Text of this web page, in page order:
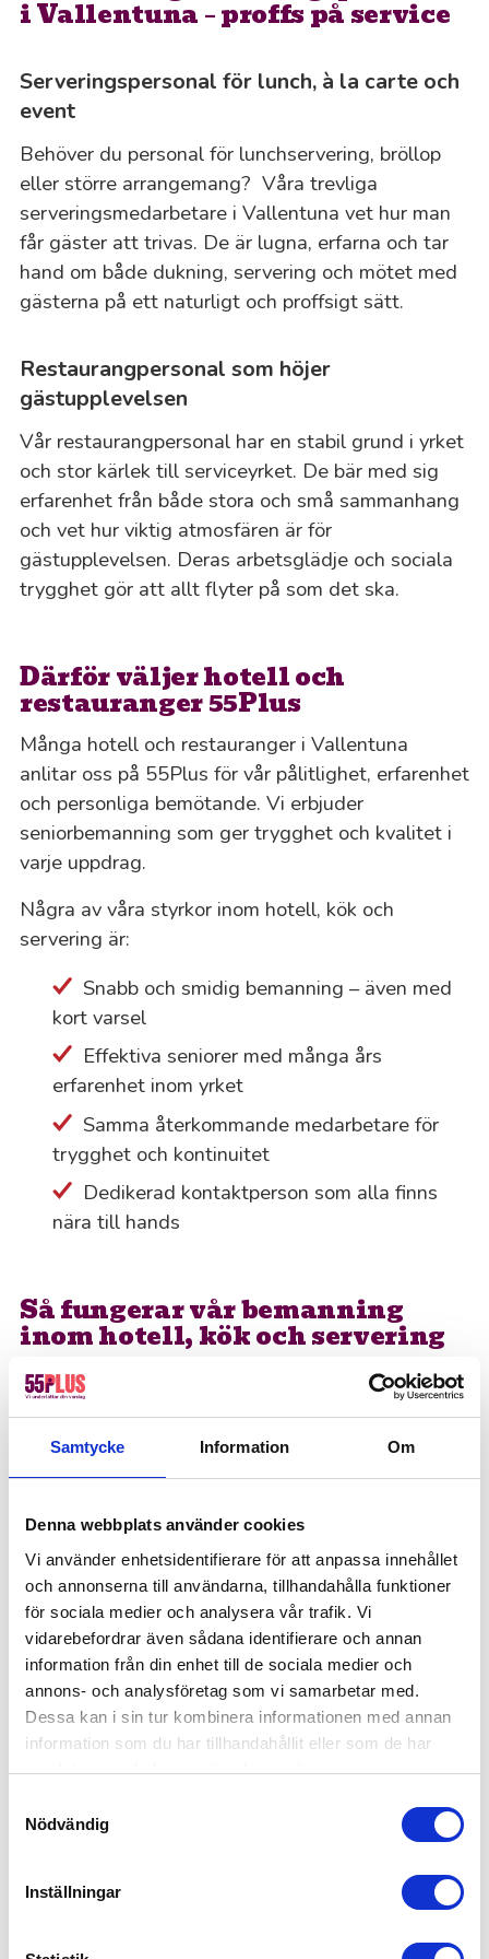
Samtycke Information Om
Denna webbplats använder cookies
Vi använder enhetsidentifierare för att anpassa innehållet
och annonserna till användarna, tillhandahålla funktioner
för sociala medier och analysera vår trafik. Vi
vidarebefordrar även sådana identifierare och annan
information från din enhet till de sociala medier och
annons- och analysföretag som vi samarbetar med.
Dessa kan i sin tur kombinera informationen med annan
information som du har tillhandahållit eller som de har
samlat in när du har använt deras tjänster.
Nödvändig
Inställningar
i Vallentuna – proffs på service
Serveringspersonal för lunch, à la carte och
event
Behöver du personal för lunchservering, bröllop
eller större arrangemang? Våra trevliga
serveringsmedarbetare i Vallentuna vet hur man
får gäster att trivas. De är lugna, erfarna och tar
hand om både dukning, servering och mötet med
gästerna på ett naturligt och proffsigt sätt.
Restaurangpersonal som höjer
gästupplevelsen
Vår restaurangpersonal har en stabil grund i yrket
och stor kärlek till serviceyrket. De bär med sig
erfarenhet från både stora och små sammanhang
och vet hur viktig atmosfären är för
gästupplevelsen. Deras arbetsglädje och sociala
trygghet gör att allt flyter på som det ska.
Därför väljer hotell och
restauranger 55Plus
Många hotell och restauranger i Vallentuna
anlitar oss på 55Plus för vår pålitlighet, erfarenhet
och personliga bemötande. Vi erbjuder
seniorbemanning som ger trygghet och kvalitet i
varje uppdrag.
Några av våra styrkor inom hotell, kök och
servering är:
Snabb och smidig bemanning – även med
kort varsel
Effektiva seniorer med många års
erfarenhet inom yrket
Samma återkommande medarbetare för
trygghet och kontinuitet
Dedikerad kontaktperson som alla finns
nära till hands
Så fungerar vår bemanning
inom hotell, kök och servering
Flexibla upplägg – på timmar eller längre
Vi på 55Plus anpassar bemanningen helt efter
insats vid sjukfrånvaro eller extra händer under
högsäsong: oavsett vilket hittar vi en lösning som
fungerar. Du bestämmer själv hur länge du vill ha
våra medarbetare på plats.
Enkel process från förfrågan till uppstart
Vi vet att tid är värdefullt, därför håller vi
runt omkring. Under hela samarbetet har du en
dedikerad kontaktperson som finns till hands för
att underlätta processen och snabbt lösa dina